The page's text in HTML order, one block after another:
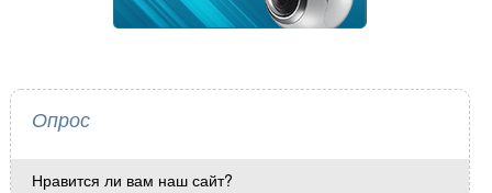
Опрос
Нравится ли вам наш сайт?